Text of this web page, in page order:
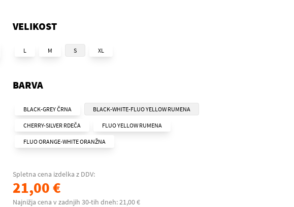
VELIKOST
L M S XL
BARVA
BLACK-GREY ČRNA BLACK-WHITE-FLUO YELLOW RUMENA
CHERRY-SILVER RDEČA FLUO YELLOW RUMENA
FLUO ORANGE-WHITE ORANŽNA
Spletna cena izdelka z DDV:
21,00 €
Najnižja cena v zadnjih 30-tih dneh: 21,00 €